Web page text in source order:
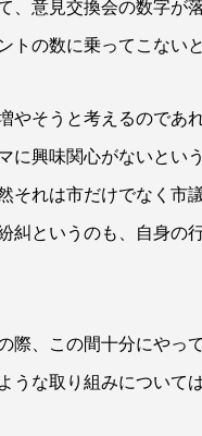
、意見交換会の数字が
トの数に乗ってこない
やそうと考えるのであ
に興味関心がないとい
それは市だけでなく市
糾というのも、自身の
際、この間十分にやっ
うな取り組みについて